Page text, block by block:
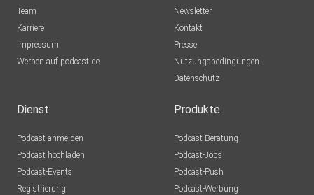
Team
Karriere
Impressum
Werben auf podcast.de
Newsletter
Kontakt
Presse
Nutzungsbedingungen
Datenschutz
Dienst
Podcast anmelden
Podcast hochladen
Podcast-Events
Registrierung
Produkte
Podcast-Beratung
Podcast-Jobs
Podcast-Push
Podcast-Werbung